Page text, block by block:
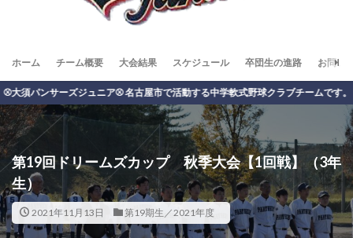
ホーム チーム概要 大会結果 スケジュール 卒団生の進路 お問い
サーズジュニア⚾️ 名古屋市で活動する中学軟式野球クラブチームです。
第19回ドリームズカップ 秋季大会【1回戦】（3年
生）
2021年11月13日 第19期生／2021年度